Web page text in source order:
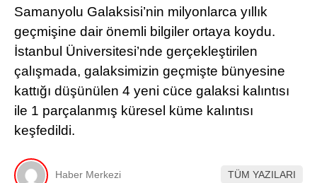
Samanyolu Galaksisi’nin milyonlarca yıllık
geçmişine dair önemli bilgiler ortaya koydu.
İstanbul Üniversitesi’nde gerçekleştirilen
çalışmada, galaksimizin geçmişte bünyesine
kattığı düşünülen 4 yeni cüce galaksi kalıntısı
ile 1 parçalanmış küresel küme kalıntısı
keşfedildi.
Haber Merkezi TÜM YAZILARI